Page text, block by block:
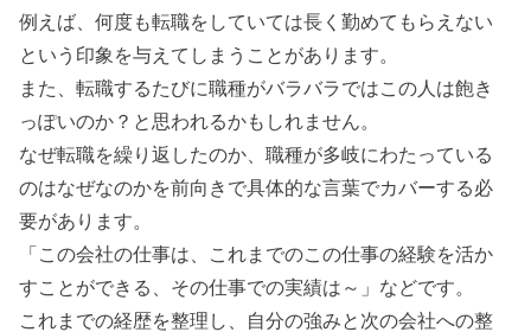
例えば、何度も転職をしていては長く勤めてもらえない
という印象を与えてしまうことがあります。
また、転職するたびに職種がバラバラではこの人は飽き
っぽいのか？と思われるかもしれません。
なぜ転職を繰り返したのか、職種が多岐にわたっている
のはなぜなのかを前向きで具体的な言葉でカバーする必
要があります。
「この会社の仕事は、これまでのこの仕事の経験を活か
すことができる、その仕事での実績は～」などです。
これまでの経歴を整理し、自分の強みと次の会社への整